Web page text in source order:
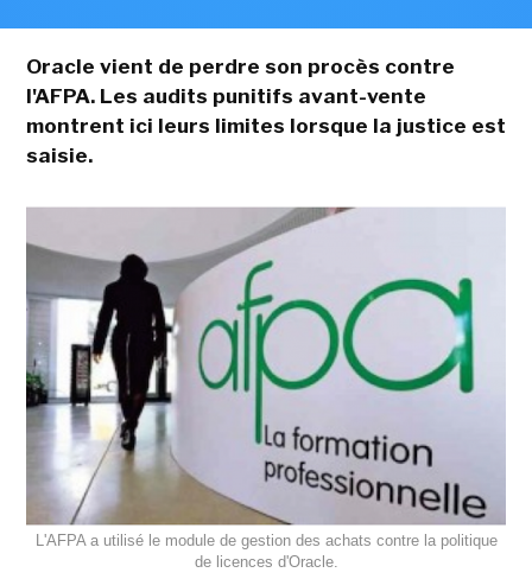
Oracle vient de perdre son procès contre
l'AFPA. Les audits punitifs avant-vente
montrent ici leurs limites lorsque la justice est
saisie.
L'AFPA a utilisé le module de gestion des achats contre la politique
de licences d'Oracle.